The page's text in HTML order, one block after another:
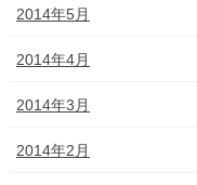
2014年5月
2014年4月
2014年3月
2014年2月